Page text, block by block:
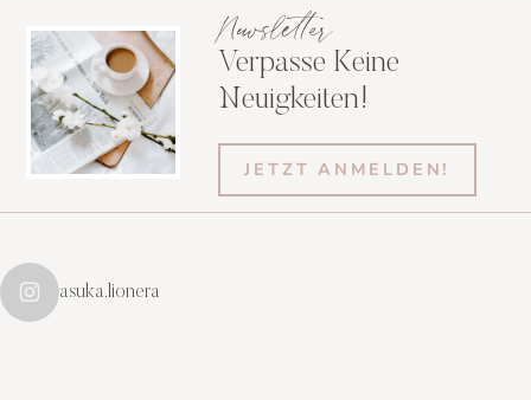
Newsletter
Verpasse Keine
Neuigkeiten!
JETZT ANMELDEN!
asuka.lionera